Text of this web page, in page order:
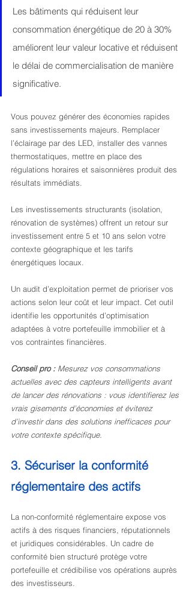
Les bâtiments qui réduisent leur
consommation énergétique de 20 à 30%
améliorent leur valeur locative et réduisent
le délai de commercialisation de manière
significative.
Vous pouvez générer des économies rapides
sans investissements majeurs. Remplacer
l’éclairage par des LED, installer des vannes
thermostatiques, mettre en place des
régulations horaires et saisonnières produit des
résultats immédiats.
Les investissements structurants (isolation,
rénovation de systèmes) offrent un retour sur
investissement entre 5 et 10 ans selon votre
contexte géographique et les tarifs
énergétiques locaux.
Un audit d’exploitation permet de prioriser vos
actions selon leur coût et leur impact. Cet outil
identifie les opportunités d’optimisation
adaptées à votre portefeuille immobilier et à
vos contraintes financières.
Conseil pro : Mesurez vos consommations
actuelles avec des capteurs intelligents avant
de lancer des rénovations : vous identifierez les
vrais gisements d’économies et éviterez
d’investir dans des solutions inefficaces pour
votre contexte spécifique.
3. Sécuriser la conformité
réglementaire des actifs
La non-conformité réglementaire expose vos
actifs à des risques financiers, réputationnels
et juridiques considérables. Un cadre de
conformité bien structuré protège votre
portefeuille et crédibilise vos opérations auprès
des investisseurs.